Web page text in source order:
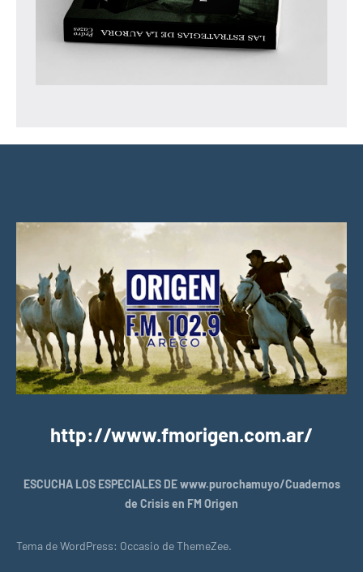
http://www.fmorigen.com.ar/
ESCUCHA LOS ESPECIALES DE www.purochamuyo/Cuadernos
de Crisis en FM Origen
Tema de WordPress: Occasio de ThemeZee.